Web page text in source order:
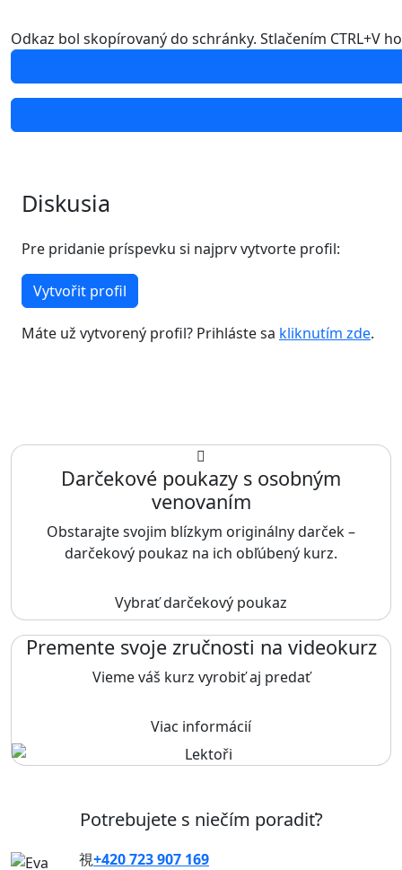
Odkaz bol skopírovaný do schránky. Stlačením CTRL+V
Diskusia
Pre pridanie príspevku si najprv vytvorte profil:
Vytvořit profil
Máte už vytvorený profil? Prihláste sa kliknutím zde.
Darčekové poukazy s osobným
venovaním
Obstarajte svojim blízkym originálny darček –
darčekový poukaz na ich obľúbený kurz.
Vybrať darčekový poukaz
Premente svoje zručnosti na videokurz
Vieme váš kurz vyrobiť aj predať
Viac informácií
Potrebujete s niečím poradiť?
+420 723 907 169